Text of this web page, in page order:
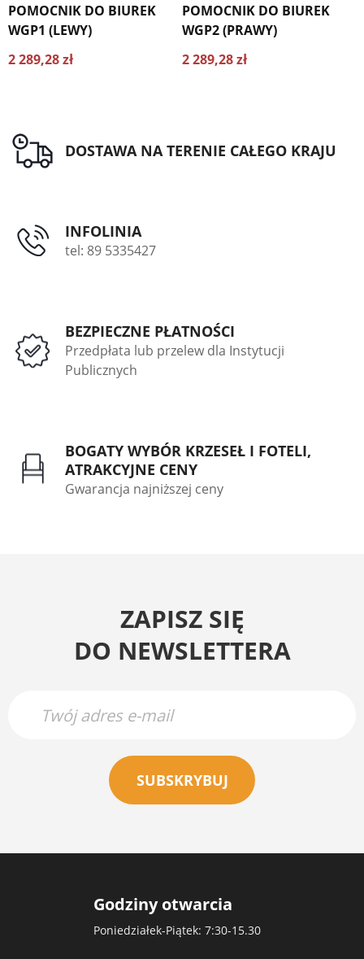
POMOCNIK DO BIUREK
WGP1 (LEWY)
2 289,28 zł
POMOCNIK DO BIUREK
WGP2 (PRAWY)
2 289,28 zł
DOSTAWA NA TERENIE CAŁEGO KRAJU
INFOLINIA
tel: 89 5335427
BEZPIECZNE PŁATNOŚCI
Przedpłata lub przelew dla Instytucji
Publicznych
BOGATY WYBÓR KRZESEŁ I FOTELI,
ATRAKCYJNE CENY
Gwarancja najniższej ceny
ZAPISZ SIĘ
DO NEWSLETTERA
SUBSKRYBUJ
Godziny otwarcia
Poniedziałek-Piątek: 7:30-15.30